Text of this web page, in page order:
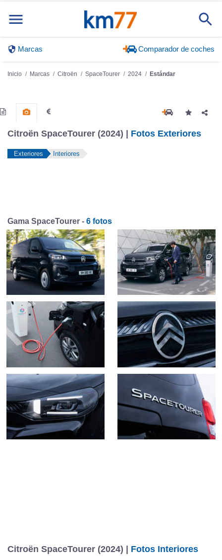
Marcas Comparador de coches
Inicio Marcas Citroën SpaceTourer 2024 Estándar
Citroën SpaceTourer (2024) | Fotos Exteriores
Exteriores Interiores
Gama SpaceTourer - 6 fotos
Citroën SpaceTourer (2024) | Fotos Interiores